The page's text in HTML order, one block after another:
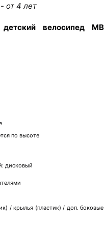
от 4 лет
велосипед MB
по высоте
дисковый
/ крылья (пластик) / доп. боковые